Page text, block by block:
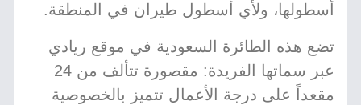
أسطولها، ولأي أسطول طيران في المنطقة.
تضع هذه الطائرة السعودية في موقع ريادي
عبر سماتها الفريدة: مقصورة تتألف من 24
مقعداً على درجة الأعمال تتميز بالخصوصية